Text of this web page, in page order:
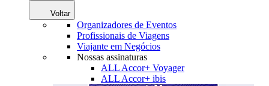
Voltar
Organizadores de Eventos
Profissionais de Viagens
Viajante em Negócios
Nossas assinaturas
ALL Accor+ Voyager
ALL Accor+ ibis